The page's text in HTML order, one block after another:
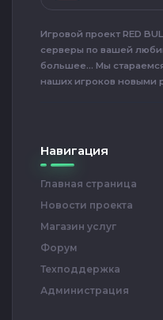
Игровой проект RED
серверы по вашей
большее... Мы
наших игроков новыми
Навигация
Главная страница
Новости проекта
Магазин услуг
Форум
Техподдержка
Администрация